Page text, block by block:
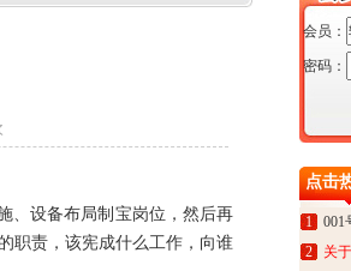
、设备布局制宝岗位，然后再
职责，该宪成什么工作，向谁
会员：
密码：
点击
1
001
2
关